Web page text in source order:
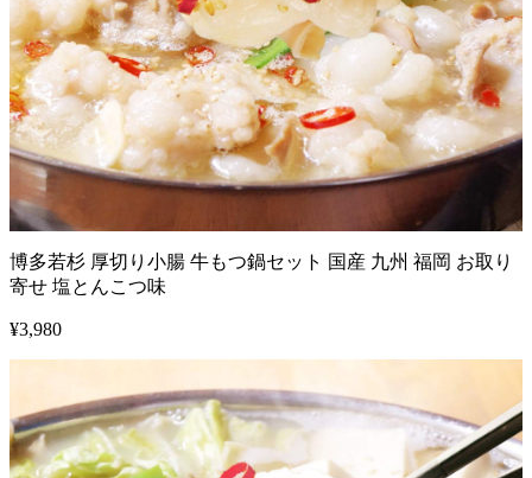
博多若杉 厚切り小腸 牛もつ鍋セット 国産 九州 福岡 お取り
寄せ 塩とんこつ味
¥3,980